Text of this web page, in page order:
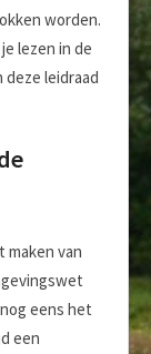
worden.
lezen in de
deze leidraad
maken van
eens het
een